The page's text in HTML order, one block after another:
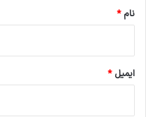
نام*
ایمیل*